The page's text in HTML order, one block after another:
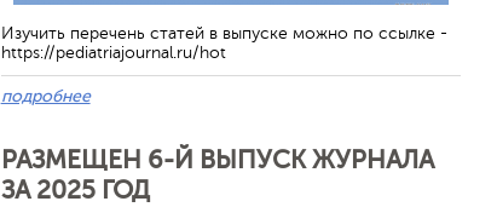
Изучить перечень статей в выпуске можно по ссылке -
https://pediatriajournal.ru/hot
подробнее
РАЗМЕЩЕН 6-Й ВЫПУСК ЖУРНАЛА
ЗА 2025 ГОД